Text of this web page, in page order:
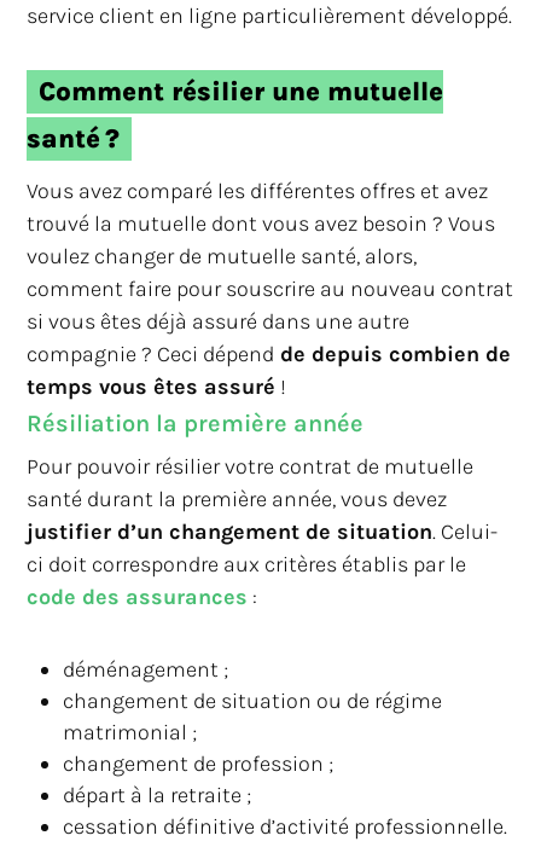
service client en ligne particulièrement développé.
Comment résilier une mutuelle
santé ?
Vous avez comparé les différentes offres et avez
trouvé la mutuelle dont vous avez besoin ? Vous
voulez changer de mutuelle santé, alors,
comment faire pour souscrire au nouveau contrat
si vous êtes déjà assuré dans une autre
compagnie ? Ceci dépend de depuis combien de
temps vous êtes assuré !
Résiliation la première année
Pour pouvoir résilier votre contrat de mutuelle
santé durant la première année, vous devez
justifier d’un changement de situation. Celui-
ci doit correspondre aux critères établis par le
code des assurances :
déménagement ;
changement de situation ou de régime
matrimonial ;
changement de profession ;
départ à la retraite ;
cessation définitive d’activité professionnelle.